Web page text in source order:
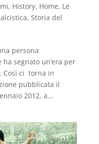
, History, Home, Le
, Storia del
persona
segnato un’era per
Così ci torna in
pubblicata il
2012, a...